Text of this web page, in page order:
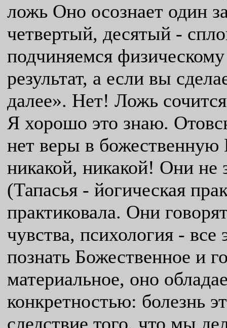
ложь Оно осознает один
четвертый, десятый -
подчиняемся физическому
результат, а если вы
далее». Нет! Ложь
Я хорошо это знаю.
нет веры в божественную
никакой, никакой! Они не
(Тапасья - йогическая
практиковала. Они
чувства, психология -
познать Божественное и
материальное, оно
конкретностью: болезнь
следствие того, что мы